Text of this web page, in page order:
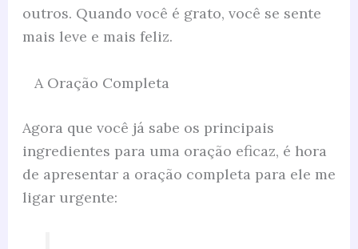
outros. Quando você é grato, você se sente
mais leve e mais feliz.
A Oração Completa
Agora que você já sabe os principais
ingredientes para uma oração eficaz, é hora
de apresentar a oração completa para ele me
ligar urgente: